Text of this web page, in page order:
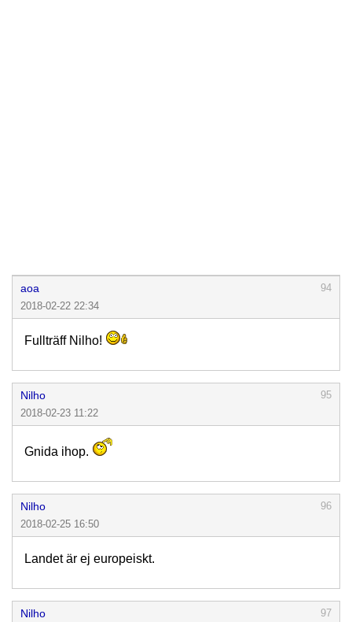
aoa
94
2018-02-22 22:34
Fullträff Nilho!
Nilho
95
2018-02-23 11:22
Gnida ihop.
Nilho
96
2018-02-25 16:50
Landet är ej europeiskt.
Nilho
97